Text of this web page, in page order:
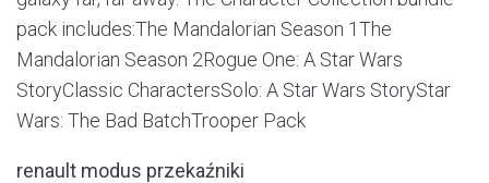
pack includes:The Mandalorian Season 1The
Mandalorian Season 2Rogue One: A Star Wars
StoryClassic CharactersSolo: A Star Wars StoryStar
Wars: The Bad BatchTrooper Pack
renault modus przekaźniki